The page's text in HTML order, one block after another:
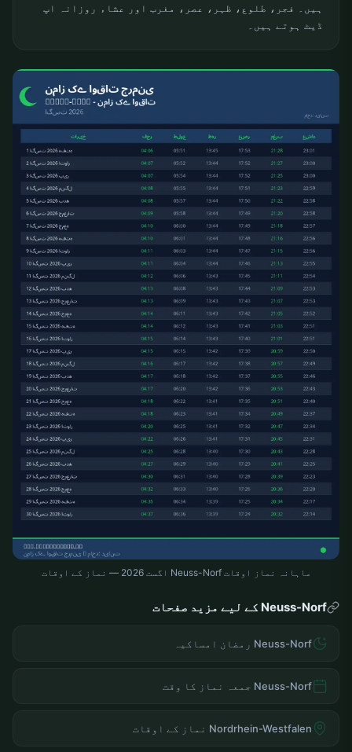
ہیں۔ فجر، طلوع، ظہر، عصر، مغرب اور عشاء روزانہ اپ
ڈیٹ ہوتے ہیں۔
ماہانہ نماز اوقات Neuss-Norf اگست 2026 — نماز کے اوقات
Neuss-Norf کے لیے مزید صفحات
Neuss-Norf رمضان امساکیہ
Neuss-Norf جمعہ نماز کا وقت
Nordrhein-Westfalen نماز کے اوقات